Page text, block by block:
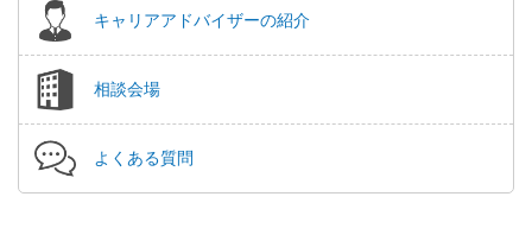
キャリアアドバイザーの紹介
相談会場
よくある質問